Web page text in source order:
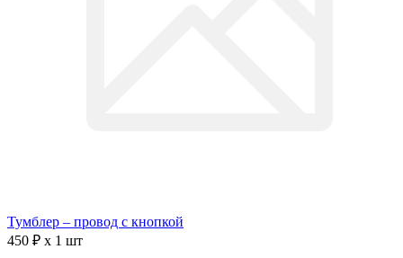
Тумблер – провод с кнопкой
450 ₽ x 1 шт